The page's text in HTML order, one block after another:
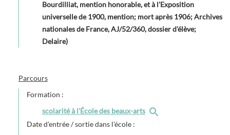
Bourdilliat, mention honorable, et à l'Exposition
universelle de 1900, mention; mort après 1906; Archives
nationales de France, AJ/52/360, dossier d'élève;
Delaire)
Parcours
Formation :
scolarité à l'École des beaux-arts
Date d'entrée / sortie dans l'école :